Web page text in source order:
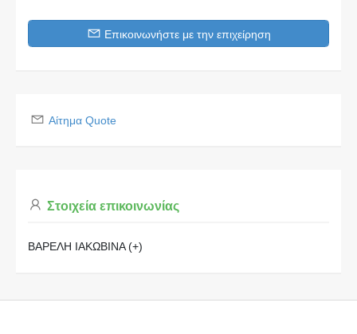
Επικοινωνήστε με την επιχείρηση
Αίτημα Quote
Στοιχεία επικοινωνίας
ΒΑΡΕΛΗ ΙΑΚΩΒΙΝΑ (+)